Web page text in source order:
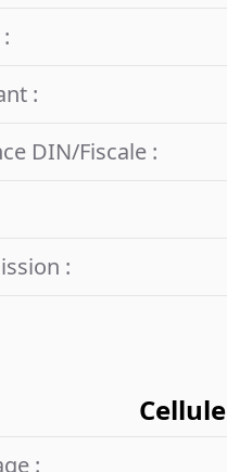
:
DIN/Fiscale :
:
Cellule
: